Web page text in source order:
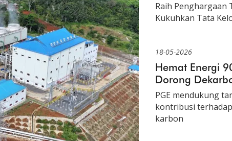
Raih Penghargaan
Kukuhkan Tata
18-05-2026
Hemat Energi
Dorong
PGE mendukung
kontribusi
karbon